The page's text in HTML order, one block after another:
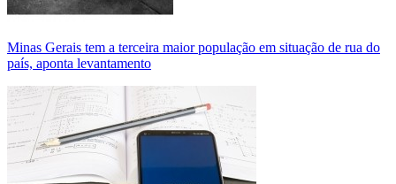
Minas Gerais tem a terceira maior população em situação de rua do
país, aponta levantamento